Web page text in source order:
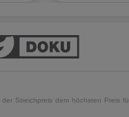
Streichpreis dem höchsten Preis